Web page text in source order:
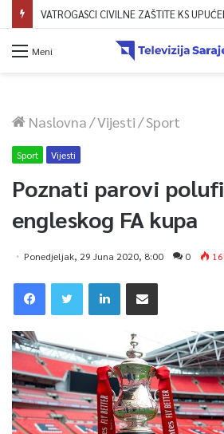
Meni
Naslovna/Vijesti/Sport
Sport Vijesti
Poznati parovi
engleskog FA kupa
Ponedjeljak, 29 Juna 2020, 8:00 0